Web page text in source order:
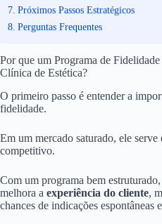
Próximos Passos Estratégicos
Perguntas Frequentes
Por que um Programa de Fidelidade
Clínica de Estética?
O primeiro passo é entender a
fidelidade.
Em um mercado saturado, ele
competitivo.
Com um programa bem
melhora a experiência do cliente,
chances de indicações espontâneas